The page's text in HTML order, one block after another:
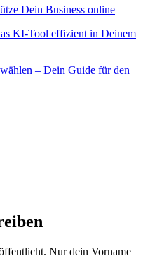
Dein Business online
KI-Tool effizient in Deinem
– Dein Guide für den
Nur dein Vorname